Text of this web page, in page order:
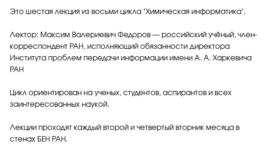
Это шестая лекция из восьми цикла "Химическая информатика".
Лектор: Максим Валериевич Федоров — российский учёный, член-
корреспондент РАН, исполняющий обязанности директора
Института проблем передачи информации имени А. А. Харкевича
РАН
Цикл ориентирован на ученых, студентов, аспирантов и всех
заинтересованных наукой.
Лекции проходят каждый второй и четвертый вторник месяца в
стенах БЕН РАН.